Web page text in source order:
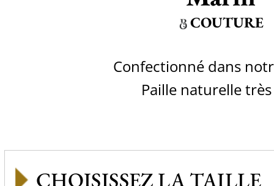
COUTURE
Confectionné dans
Paille naturelle